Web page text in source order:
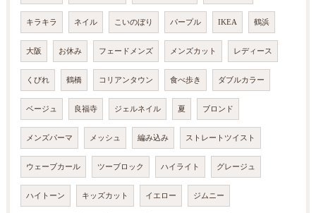
キラキラ ネイル こいのぼり パープル IKEA 鶴浜
大阪 お休み フェードメンズ メンズカット レディース
くびれ 鶴橋 コリアンタウン 食べ歩き ダブルカラー
ベージュ 良福寺 ジェルネイル 夏 ブロンド
メンズパーマ メッシュ 編み込み ストレートツイスト
ウェーブカール ツーブロック ハイライト グレージュ
ハイトーン キッズカット イエロー ジムニー